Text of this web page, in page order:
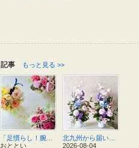
事 もっと見る >>
おととい
2026-08-04